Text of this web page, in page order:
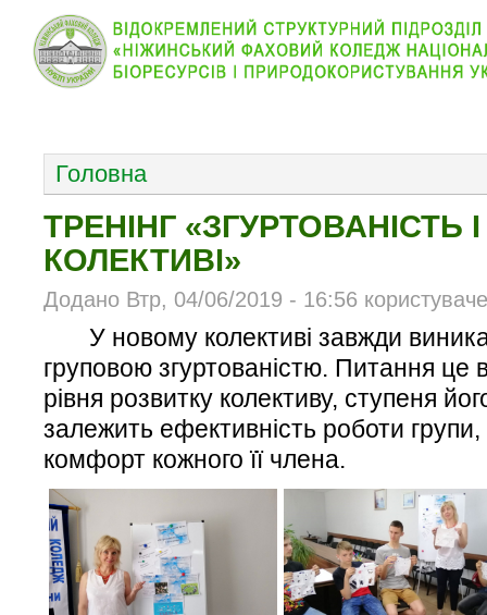
Головна
ТРЕНІНГ «ЗГУРТОВАНІСТЬ
КОЛЕКТИВІ»
Додано Втр, 04/06/2019 - 16:56
У новому колективі завжди
груповою згуртованістю. Питання це
рівня розвитку колективу, ступеня
залежить ефективність роботи
комфорт кожного її члена.